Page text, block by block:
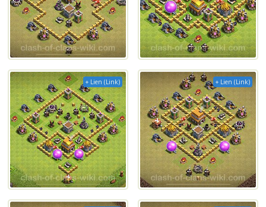
+ Lien (Link) + Lien (Link)